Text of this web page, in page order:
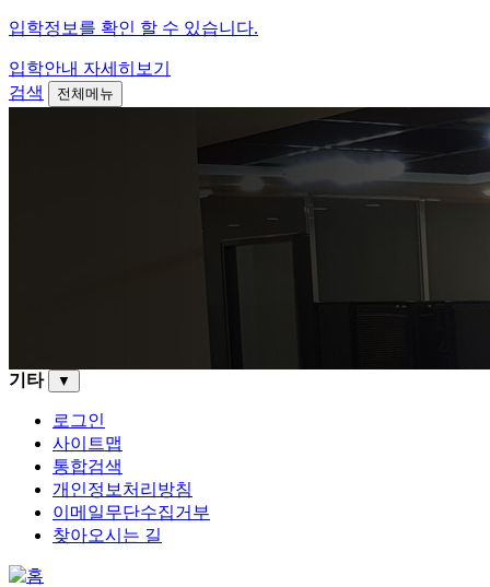
입학정보를 확인 할 수 있습니다.
입학안내 자세히보기
검색
전체메뉴
기타 ▼
로그인
사이트맵
통합검색
개인정보처리방침
이메일무단수집거부
찾아오시는 길